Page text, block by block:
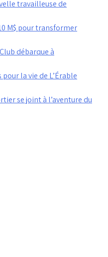
travailleuse de
M$ pour transformer
débarque à
la vie de L’Érable
se joint à l’aventure du